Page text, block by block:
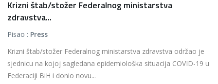
Krizni štab/stožer Federalnog ministarstva
zdravstva...
Pisao : Press
Krizni štab/stožer Federalnog ministarstva zdravstva održao je
sjednicu na kojoj sagledana epidemiološka situacija COVID-19 u
Federaciji BiH i donio novu...